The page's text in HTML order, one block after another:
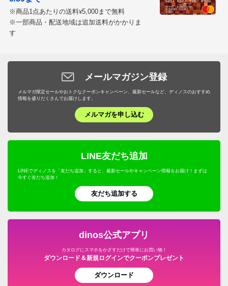
2024/03/30
この度はガーデンスタイリングをご利用いただき誠
にありがとうございます。
商品の詳細がもっと伝わりやすくできるよう、私達
も随時検討してまいります。
た。
希望通りの物がなかなか見つからず困っていたのでこち
らの商品を見つけた時は本当に嬉しかったです。
要ない物も購入する事になってしまいました。クーポン
などを使い少しお安くなったとは言え気持ち的には高い
買い物になってしまった感じです。
※商品1点あたりの送料¥5,000まで無料
※一部商品・配送地域は追加送料がかかりま
す
メールマガジン登録
メルマガ限定セールやおトクなクーポンキャンペーン、最新セールなど、ディノスのおすすめ
情報を盛りだくさんでお届けします。
メルマガを申し込む
LINE友だち追加
LINEでディノスを「友だち追加」すると、最新セールやキャンペーン情報をお届け！まずは
今すぐ友だち追加！
友だち追加する
dinos公式アプリ
カタログにスマホをかざすだけで簡単にお買い物！
ダウンロード＆新規ログインでクーポンプレゼント
ダウンロード